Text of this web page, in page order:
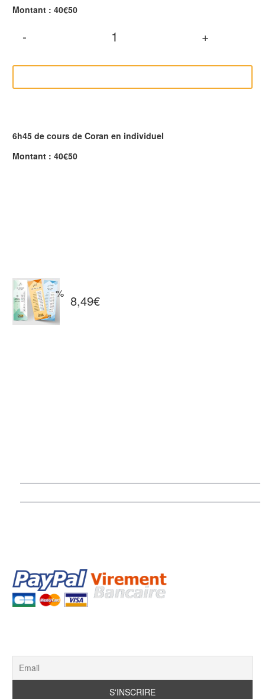
Montant : 40€50
-
de
en
+
6h45 de cours de Coran en individuel
Montant : 40€50
8,49€